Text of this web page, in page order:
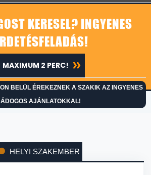
KERESEL? INGYENES
BELÜL ÉREKEZNEK A SZAKIK AZ INGYENES
AJÁNLATOKKAL!
MAXIMUM 2 PERC!
HELYI SZAKEMBER